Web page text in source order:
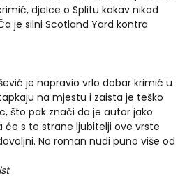
djelce o Splitu kakav nikad
je silni Scotland Yard kontra
je napravio vrlo dobar krimić u
na mjestu i zaista je teško
što pak znači da je autor jako
će s te strane ljubitelji ove vrste
No roman nudi puno više od